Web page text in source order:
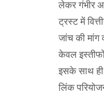
लेकर गंभीर
ट्रस्ट में
जांच की
केवल इस्तीफों
इसके साथ ही
लिंक